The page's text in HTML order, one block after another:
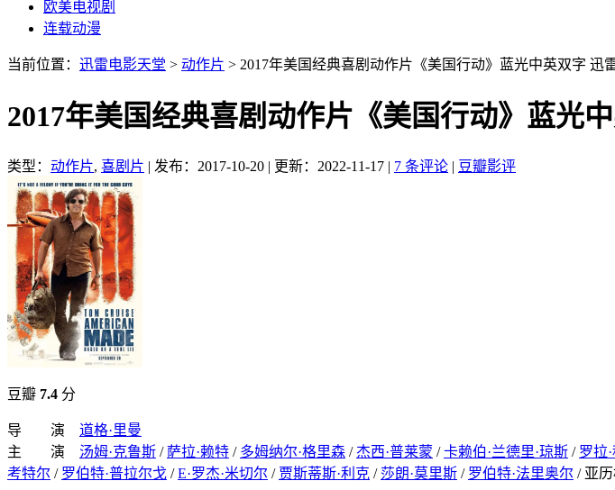
欧美电视剧
连载动漫
当前位置： 迅雷电影天堂 > 动作片 > 2017年美国经典喜剧动作片《美国行动》蓝光中英双字 迅
2017年美国经典喜剧动作片《美国行动》蓝光
类型： 动作片, 喜剧片 | 发布：2017-10-20 | 更新：2022-11-17 | 7 条评论 | 豆瓣影评
豆瓣 7.4 分
导 演 道格·里曼
主 演 汤姆·克鲁斯 /萨拉·赖特 / 多姆纳尔·格里森 / 杰西·普莱蒙 /卡赖伯·兰德里·琼斯 / 罗拉
考特尔 / 罗伯特·普拉尔戈 /E·罗杰·米切尔 / 贾斯蒂斯·利克 /莎朗·莫里斯 / 罗伯特·法里奥尔 / 亚